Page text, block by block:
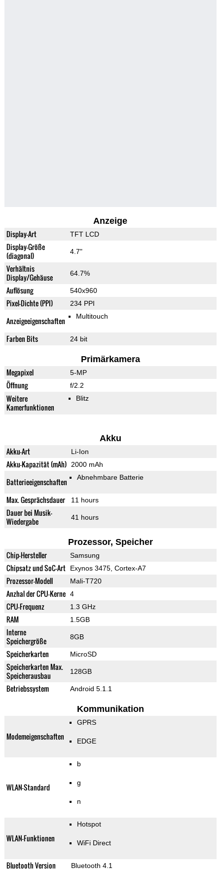
Anzeige
Display-Art TFT LCD
Display-Größe
(diagonal)
4.7"
Verhältnis
Display/Gehäuse
64.7%
Auflösung 540x960
Pixel-Dichte (PPI) 234 PPI
Anzeigeeigenschaften Multitouch
Farben Bits 24 bit
Primärkamera
Megapixel 5-MP
Öffnung f/2.2
Weitere
Kamerfunktionen
Blitz
Akku
Akku-Art Li-Ion
Akku-Kapazität (mAh) 2000 mAh
Batterieeigenschaften Abnehmbare Batterie
Max. Gesprächsdauer 11 hours
Dauer bei Musik-
Wiedergabe
41 hours
Prozessor, Speicher
Chip-Hersteller Samsung
Chipsatz und SoC-Art Exynos 3475, Cortex-A7
Prozessor-Modell Mali-T720
Anzhal der CPU-Kerne 4
CPU-Frequenz 1.3 GHz
RAM 1.5GB
Interne
Speichergröße
8GB
Speicherkarten MicroSD
Speicherkarten Max.
Speicherausbau
128GB
Betriebssystem Android 5.1.1
Kommunikation
Modemeigenschaften
GPRS
EDGE
WLAN-Standard
b
g
n
WLAN-Funktionen
Hotspot
WiFi Direct
Bluetooth Version Bluetooth 4.1